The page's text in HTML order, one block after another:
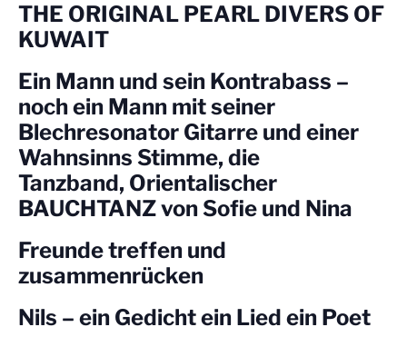
THE ORIGINAL PEARL DIVERS OF
KUWAIT
Ein Mann und sein Kontrabass –
noch ein Mann mit seiner
Blechresonator Gitarre und einer
Wahnsinns Stimme, die
Tanzband, Orientalischer
BAUCHTANZ von Sofie und Nina
Freunde treffen und
zusammenrücken
Nils – ein Gedicht ein Lied ein Poet